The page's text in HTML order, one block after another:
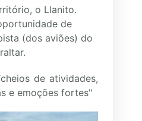
o Llanito.
de
(dos aviões) do
de atividades,
e emoções fortes"